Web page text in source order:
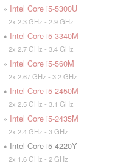
» Intel Core i5-5300U
2x 2.3 GHz - 2.9 GHz
» Intel Core i5-3340M
2x 2.7 GHz - 3.4 GHz
» Intel Core i5-560M
2x 2.67 GHz - 3.2 GHz
» Intel Core i5-2450M
2x 2.5 GHz - 3.1 GHz
» Intel Core i5-2435M
2x 2.4 GHz - 3 GHz
» Intel Core i5-4220Y
2x 1.6 GHz - 2 GHz